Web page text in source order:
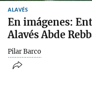
ALAVÉS
En imágenes:
Alavés Abde
Pilar Barco